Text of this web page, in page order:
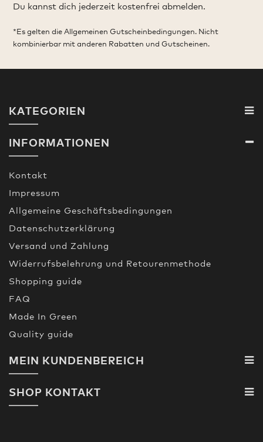
Du kannst dich jederzeit kostenfrei abmelden.
*Es gelten die Allgemeinen Gutscheinbedingungen. Nicht
kombinierbar mit anderen Rabatten und Gutscheinen.
KATEGORIEN
INFORMATIONEN
Kontakt
Impressum
Allgemeine Geschäftsbedingungen
Datenschutzerklärung
Versand und Zahlung
Widerrufsbelehrung und Retourenmethode
Shopping guide
FAQ
Made In Green
Quality guide
MEIN KUNDENBEREICH
SHOP KONTAKT